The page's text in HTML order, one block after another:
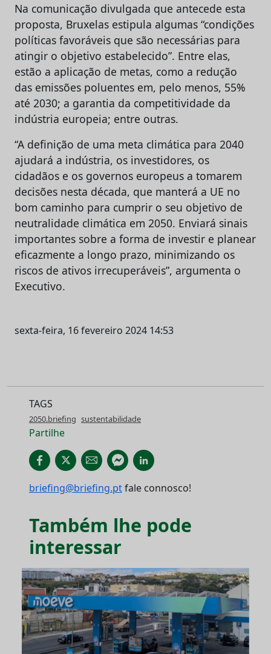
Na comunicação divulgada que antecede esta
proposta, Bruxelas estipula algumas “condições
políticas favoráveis que são necessárias para
atingir o objetivo estabelecido”. Entre elas,
estão a aplicação de metas, como a redução
das emissões poluentes em, pelo menos, 55%
até 2030; a garantia da competitividade da
indústria europeia; entre outras.
“A definição de uma meta climática para 2040
ajudará a indústria, os investidores, os
cidadãos e os governos europeus a tomarem
decisões nesta década, que manterá a UE no
bom caminho para cumprir o seu objetivo de
neutralidade climática em 2050. Enviará sinais
importantes sobre a forma de investir e planear
eficazmente a longo prazo, minimizando os
riscos de ativos irrecuperáveis”, argumenta o
Executivo.
sexta-feira, 16 fevereiro 2024 14:53
TAGS
2050.briefing sustentabilidade
Partilhe
briefing@briefing.ptfale connosco!
Também lhe pode
interessar